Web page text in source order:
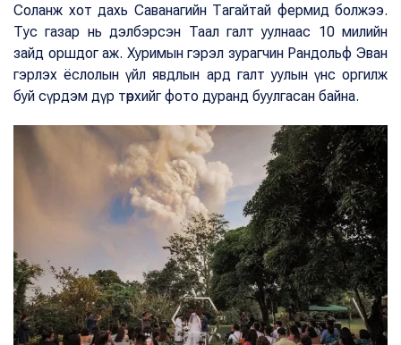
Соланж хот дахь Саванагийн Тагайтай фермид болжээ.
Тус газар нь дэлбэрсэн Taaл галт уулнаас 10 милийн
зайд оршдог аж. Хуримын гэрэл зурагчин Рандольф Эван
гэрлэх ёслолын үйл явдлын ард галт уулын үнс оргилж
буй сүрдэм дүр төрхийг фото дуранд буулгасан байна.